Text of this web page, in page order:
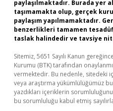
paylaşılmaktadır. Burada yer
taşımamakta olup, gerçek
paylaşım yapılmamaktadır.
benzerlikleri tamamen
taslak halindedir ve tavsiye
Sitemiz, 5651 Sayılı Kanun
Kurumu (BTK) tarafından
vermektedir. Bu nedenle, sitedeki
veya araştırma yükümlülüğümüz
yazdıkları içeriklerin
bu sorumluluğu kabul etmiş